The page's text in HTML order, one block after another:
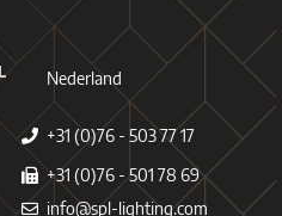
Nederland
+31 (0)76 - 503 77 17
+31 (0)76 - 501 78 69
info@spl-lighting.com